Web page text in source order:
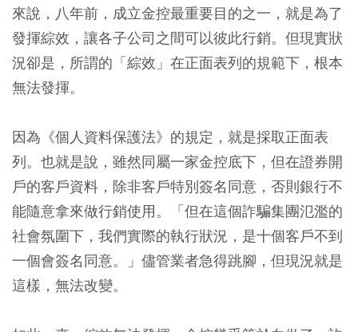
來說，八年前，成立金控最重要目的之一，就是為了
發揮綜效，讓各子公司之間可以彼此行銷。但現實狀
況卻是，所謂的「綜效」在正面表列的規範下，根本
無法發揮。
因為《個人資料保護法》的規定，就是採取正面表
列。也就是說，雖然同屬一家金控底下，但在證券開
戶的客戶資料，除非客戶特別簽名同意，否則銀行不
能隨意拿來做行銷使用。「但在這個詐騙集團氾濫的
社會氛圍下，我們實際的執行狀況，是十個客戶不到
一個會簽名同意。」儘管業者急得跳腳，但現況就是
這樣，無法改變。